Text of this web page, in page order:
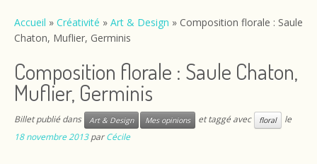
contenu
Accueil » Créativité » Art & Design » Composition florale : Saule
Chaton, Muflier, Germinis
Composition florale : Saule Chaton,
Muflier, Germinis
Billet publié dans Art & Design Mes opinions et taggé avec floral
le
18 novembre 2013 parCécile